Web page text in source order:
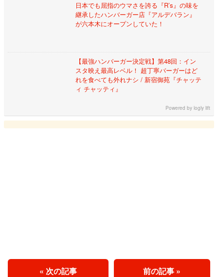
日本でも屈指のウマさを誇る『R’s』の味を
継承したハンバーガー店『アルデバラン』
が六本木にオープンしていた！
【最強ハンバーガー決定戦】第48回：イン
スタ映え最高レベル！ 超丁寧バーガーはど
れを食べても外れナシ / 新宿御苑『チャッテ
ィ チャッティ』
Powered bylogly lift
前の記事 »
« 次の記事